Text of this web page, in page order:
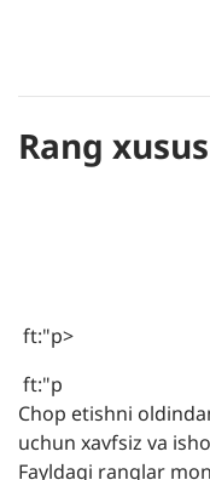
Rang
ft:"p>
ft:"p
Chop etishni
uchun xavfsiz va
Fayldagi ranglar